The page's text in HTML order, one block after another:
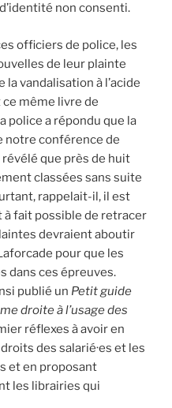
non consenti.
officiers de police, les
de leur plainte
la vandalisation à l’acide
même livre de
police a répondu que la
notre conférence de
que près de huit
classées sans suite
rappelait-il, il est
à fait possible de retracer
devraient aboutir
pour que les
dans ces épreuves.
publié un Petit guide
droite à l’usage des
réflexes à avoir en
des salarié·es et les
et en proposant
les librairies qui